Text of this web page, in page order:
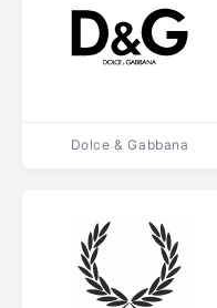
Dolce & Gabbana